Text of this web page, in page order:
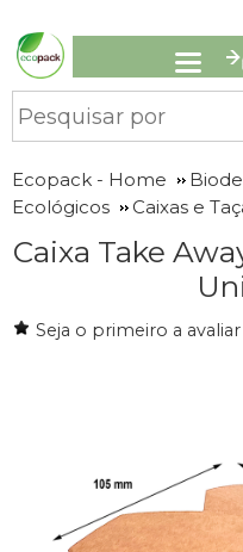
Ecopack - Home
Ecológicos
Caixas e
Caixa Take
Seja o primeiro a